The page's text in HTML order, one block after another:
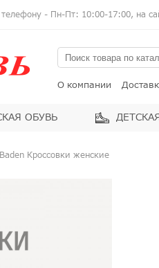
- Пн-Пт: 10:00-17:00, на
О компании
ОБУВЬ
Кроссовки женские